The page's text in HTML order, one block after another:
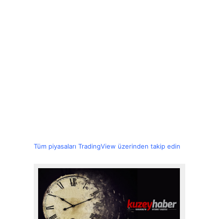
Tüm piyasaları TradingView üzerinden takip edin